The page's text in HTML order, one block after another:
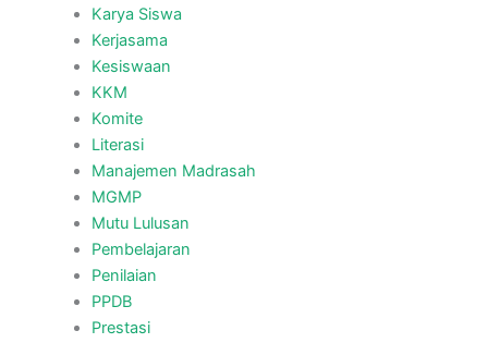
Karya Siswa
Kerjasama
Kesiswaan
KKM
Komite
Literasi
Manajemen Madrasah
MGMP
Mutu Lulusan
Pembelajaran
Penilaian
PPDB
Prestasi